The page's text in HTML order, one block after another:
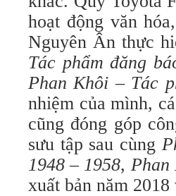
hoạt động văn
Nguyên Ân thực
Tác phẩm đăng
Phan Khôi – Tác
nhiệm của mình,
cũng đóng góp
sưu tập sau cùng
1948 – 1958, Phan
xuất bản năm 2018